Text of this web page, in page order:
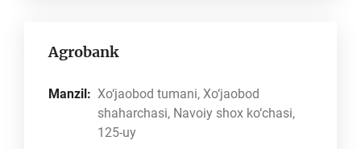
Agrobank
Manzil: Xo‘jaobod tumani, Xo‘jaobod
shaharchasi, Navoiy shox ko‘chasi,
125-uy